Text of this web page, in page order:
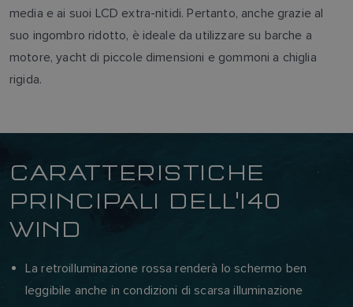
media e ai suoi LCD extra-nitidi. Pertanto, anche grazie al
suo ingombro ridotto, è ideale da utilizzare su barche a
motore, yacht di piccole dimensioni e gommoni a chiglia
rigida.
CARATTERISTICHE
PRINCIPALI DELL'I40
WIND
La retroilluminazione rossa renderà lo schermo ben
leggibile anche in condizioni di scarsa illuminazione